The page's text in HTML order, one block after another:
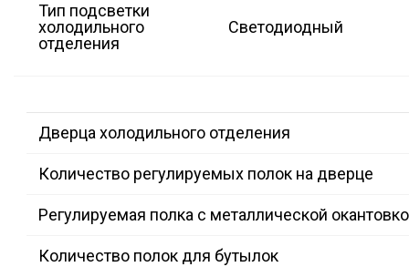
Тип подсветки
холодильного
отделения
Светодиодный
Дверца холодильного отделения
Количество регулируемых полок на дверце
Регулируемая полка с металлической
Количество полок для бутылок